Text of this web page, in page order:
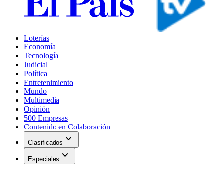
Loterías
Economía
Tecnología
Judicial
Política
Entretenimiento
Mundo
Multimedia
Opinión
500 Empresas
Contenido en Colaboración
Clasificados expand_more
Especiales expand_more